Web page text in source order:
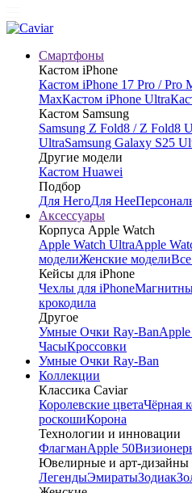
Смартфоны
Кастом iPhone
Кастом iPhone 17 Pro / Pro
MaxКастом iPhone Ultra
Кастом Samsung
Samsung Z Fold8 / Z Fold8
UltraSamsung Galaxy S25
Другие модели
Кастом Huawei
Подбор
Для НегоДля Нее
Аксессуары
Корпуса Apple Watch
Apple Watch UltraApple
моделиЖенские модели
Кейсы для iPhone
Чехлы для iPhone
крокодила
Другое
Умные Очки Ray-Ban
ЧасыКроссовки
Умные Очки Ray-Ban
Коллекции
Классика Caviar
Королевские цветаЧёрная
роскошиКорона
Технологии и инновации
ФлагманApple 50
Ювелирные и арт-дизайны
ЛегендыЭмиратыЗодиак